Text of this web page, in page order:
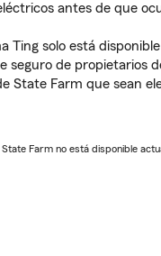
antes de que
Ting solo está
seguro de propietarios
State Farm que sean
Farm no está disponible